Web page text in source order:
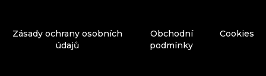
Zásady ochrany osobních
údajů
Obchodní
podmínky
Cookies